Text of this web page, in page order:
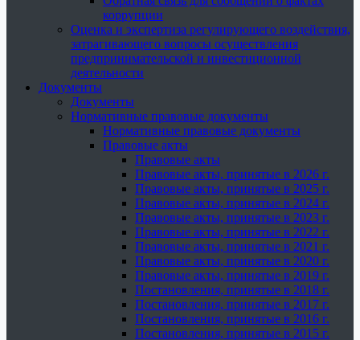
коррупции
Оценка и экспертиза регулирующего воздействия,
затрагивающего вопросы осуществления
предпринимательской и инвестиционной
деятельности
Документы
Документы
Нормативные правовые документы
Нормативные правовые документы
Правовые акты
Правовые акты
Правовые акты, принятые в 2026 г.
Правовые акты, принятые в 2025 г.
Правовые акты, принятые в 2024 г.
Правовые акты, принятые в 2023 г.
Правовые акты, принятые в 2022 г.
Правовые акты, принятые в 2021 г.
Правовые акты, принятые в 2020 г.
Правовые акты, принятые в 2019 г.
Постановления, принятые в 2018 г.
Постановления, принятые в 2017 г.
Постановления, принятые в 2016 г.
Постановления, принятые в 2015 г.